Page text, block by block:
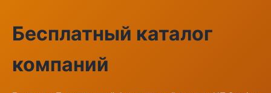
Бесплатный каталог
компаний